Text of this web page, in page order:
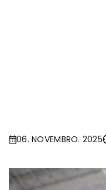
06. NOVEMBRO. 2025